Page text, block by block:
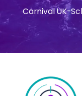
Carnival UK-